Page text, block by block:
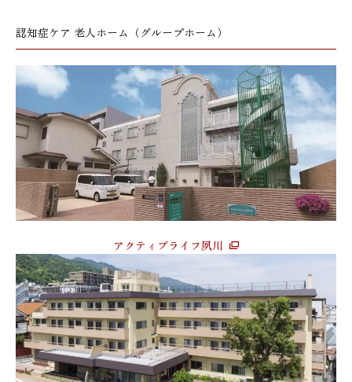
認知症ケア 老人ホーム（グループホーム）
アクティブライフ夙川